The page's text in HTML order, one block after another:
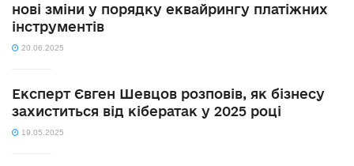
нові зміни у порядку еквайрингу платіжних
інструментів
20.06.2025
Експерт Євген Шевцов розповів, як бізнесу
захиститься від кібератак у 2025 році
19.05.2025